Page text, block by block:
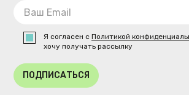
Я согласен сПолитикой
хочу получать рассылку
ПОДПИСАТЬСЯ